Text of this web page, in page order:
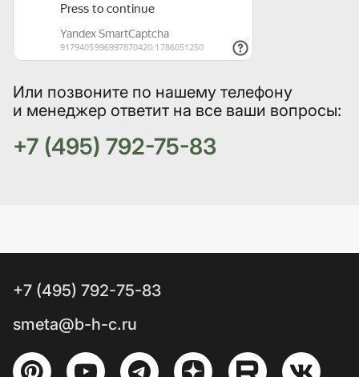
Или позвоните по нашему телефону
и менеджер ответит на все ваши вопросы:
+7 (495) 792-75-83
+7 (495) 792-75-83
smeta@b-h-c.ru